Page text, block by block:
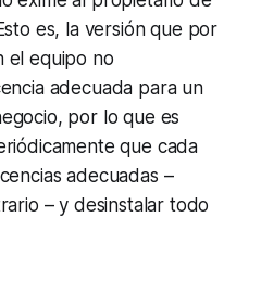
es, la versión que por
el equipo no
adecuada para un
por lo que es
que cada
adecuadas –
– y desinstalar todo